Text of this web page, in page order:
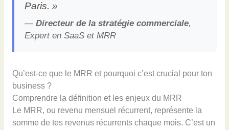
Paris. »
— Directeur de la stratégie commerciale,
Expert en SaaS et MRR
Qu’est-ce que le MRR et pourquoi c’est crucial pour ton
business ?
Comprendre la définition et les enjeux du MRR
Le MRR, ou revenu mensuel récurrent, représente la
somme de tes revenus récurrents chaque mois. C’est un